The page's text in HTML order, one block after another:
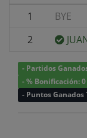
1
BYE
2
- Partidos
- % Bonificación: 0
- Puntos